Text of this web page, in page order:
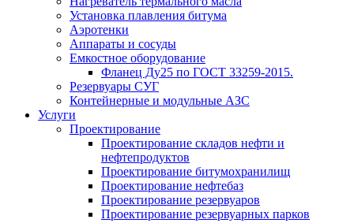
Установка плавления битума
Аэротенки
Аппараты и сосуды
Емкостное оборудование
Фланец Ду25 по ГОСТ 33259-2015.
Резервуары СУГ
Контейнерные и модульные АЗС
Услуги
Проектирование
Проектирование складов нефти и
нефтепродуктов
Проектирование битумохранилищ
Проектирование нефтебаз
Проектирование резервуаров
Проектирование резервуарных парков